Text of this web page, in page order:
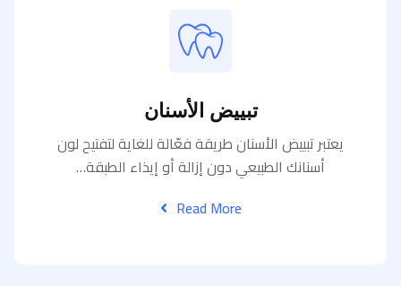
تبييض الأسنان
يعتبر تبييض الأسنان طريقة فعّالة للغاية لتفتيح لون
أسنانك الطبيعي دون إزالة أو إيذاء الطبقة…
Read More